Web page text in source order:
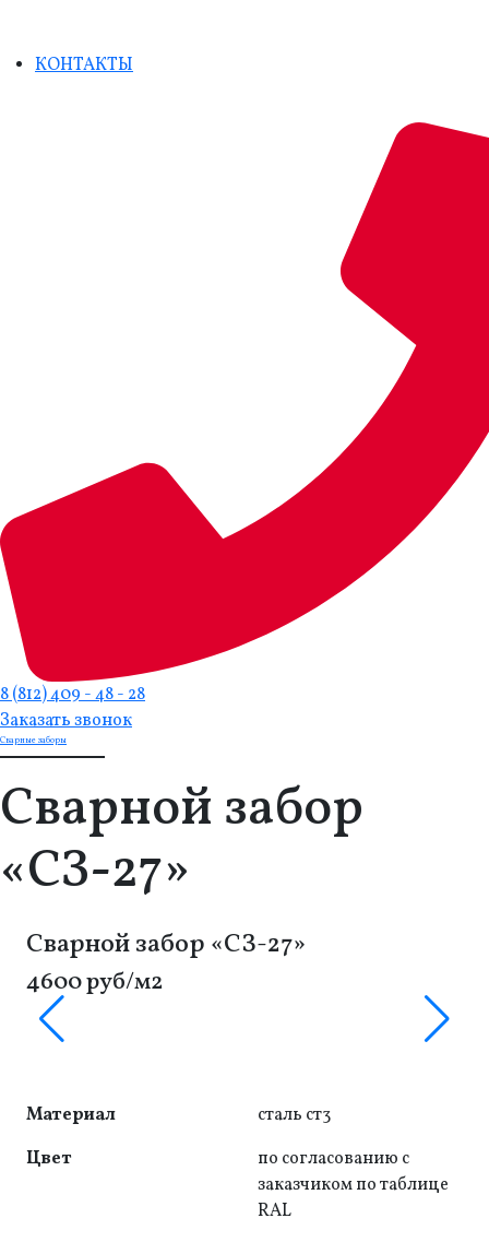
КОНТАКТЫ
8 (812) 409 - 48 - 28
Заказать звонок
Сварные заборы
Сварной забор
«СЗ-27»
Сварной забор «СЗ-27»
4600 руб/м2
Материал
сталь ст3
Цвет
по согласованию с
заказчиком по таблице
RAL